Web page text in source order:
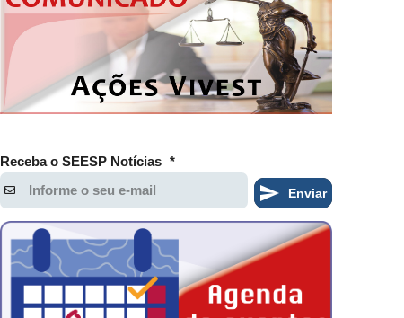
Receba o SEESP Notícias *
Enviar